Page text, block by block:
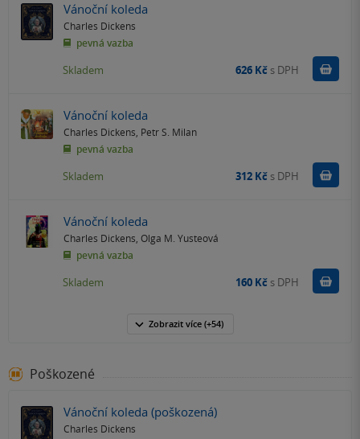
Vánoční koleda
Charles Dickens
pevná vazba
Skladem 626 Kč s DPH
Vánoční koleda
Charles Dickens, Petr S. Milan
pevná vazba
Skladem 312 Kč s DPH
Vánoční koleda
Charles Dickens, Olga M. Yusteová
pevná vazba
Skladem 160 Kč s DPH
Zobrazit více(+54)
Poškozené
Vánoční koleda (poškozená)
Charles Dickens